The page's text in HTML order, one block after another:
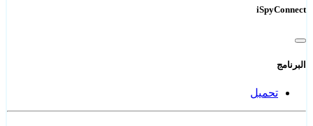
iSpyConnect
البرنامج
تحميل